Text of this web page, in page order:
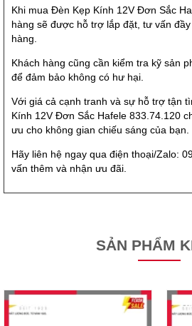
Khi mua Đèn Kẹp Kính 12V Đơn Sắc
hàng sẽ được hỗ trợ lắp đặt, tư vấn
hàng.
Khách hàng cũng cần kiểm tra kỹ sản
để đảm bảo không có hư hại.
Với giá cả cạnh tranh và sự hỗ trợ tận
Kính 12V Đơn Sắc Hafele 833.74.120
ưu cho không gian chiếu sáng của bạn.
Hãy liên hệ ngay qua điện thoại/Zalo:
vấn thêm và nhận ưu đãi.
SẢN PHẨM